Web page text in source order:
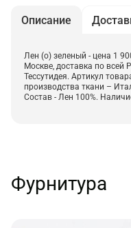
Описание
Лен (о) зеленый - цена 1
Москве, доставка по всей
Тессутидея. Артикул
производства ткани –
Состав - Лен 100%.
Фурнитура